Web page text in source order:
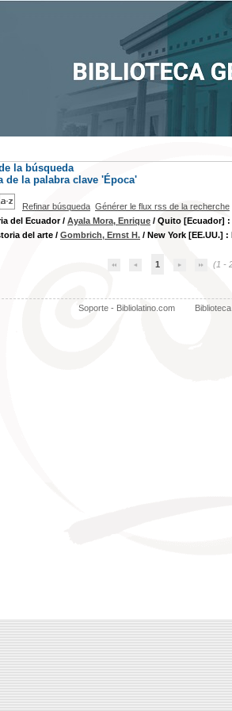
la búsqueda
de la palabra clave 'Época'
Refinar búsqueda Générer le flux rss de la recherche
del Ecuador/ Ayala Mora, Enrique / Quito [Ecuador] :
del arte / Gombrich, Ernst H. / New York [EE.UU.]
1 (1 -
Soporte - Bibliolatino.com